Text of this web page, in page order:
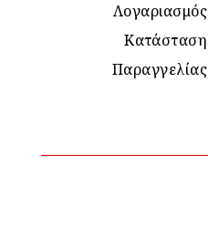
Λογαριασμός
Κατάσταση
Παραγγελίας